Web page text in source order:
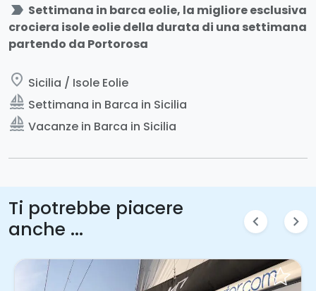
label_important Settimana in barca eolie, la migliore esclusiva
crociera isole eolie della durata di una settimana
partendo da Portorosa
place Sicilia / Isole Eolie
sailing Settimana in Barca in Sicilia
sailing Vacanze in Barca in Sicilia
Ti potrebbe piacere
anche ...
chevron_left chevron_right